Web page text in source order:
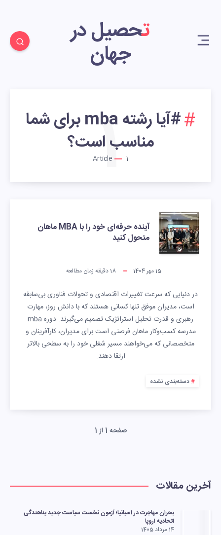
تحصیل در
جهان
#آیا رشته mba برای شما
مناسب است؟
1
1
آینده حرفه‌ای خود را با MBA ماهان
متحول کنید
15 مهر 1404 18دقیقه زمان مطالعه
در دنیایی که سرعت تغییرات اقتصادی و تحولات فناوری بی‌سابقه
است، مدیران موفق تنها کسانی هستند که با دانش روز، مهارت
رهبری و قدرت تحلیل استراتژیک تصمیم می‌گیرند. دوره mba
مدرسه کسب‌وکار ماهان فرصتی است برای مدیران، کارآفرینان و
متخصصانی که می‌خواهند مسیر شغلی خود را به سطحی بالاتر
ارتقا دهند.
دسته‌بندی نشده
صفحه 1 از 1
آخرین مقالات
بحران مهاجرت در اسپانیا؛ آزمون نخست سیاست جدید پناهندگی
اتحادیه اروپا
14 مرداد 1405